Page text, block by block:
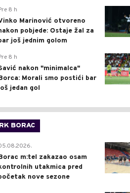
8 h
Marinović otvoreno
pobjede: Ostaje žal za
još jednim golom
8 h
nakon "minimalca"
Morali smo postići bar
jedan gol
RK BORAC
m:tel zakazao osam
utakmica pred
nove sezone